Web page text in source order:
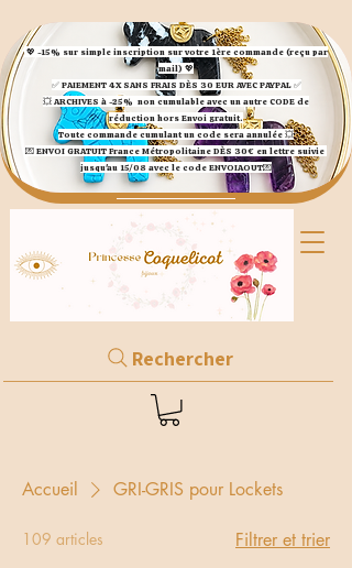
💖 -15% sur simple inscription sur votre 1ère commande (reçu par
mail) 💖
✅ ​PAIEMENT 4X SANS FRAIS DÈS 30 EUR AVEC PAYPAL​ ✅​​​​​​​
💥 ARCHIVES à -25% non cumulable avec un autre CODE de
réduction hors Envoi gratuit.
Toute commande cumulant un code sera annulée 💥
💌 ENVOI GRATUIT France Métropolitaine DÈS 30€ en lettre suivie
jusqu'au 15/08 avec le code ENVOIAOUT💌​
Rechercher
Accueil GRI-GRIS pour Lockets
109 articles Filtrer et trier